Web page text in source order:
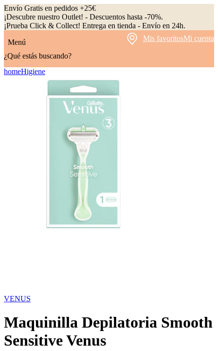
Envío Gratis en pedidos +25€
¡Descubre nuestro Outlet! - Descuentos hasta -70%.
¡Prueba Click & Collect! Entrega en tienda - Envío en 24h.
Menú
Mis favoritosMi cuenta
¿Qué estás buscando?
homeHigiene
VENUS
Maquinilla Depilatoria Smooth
Sensitive Venus